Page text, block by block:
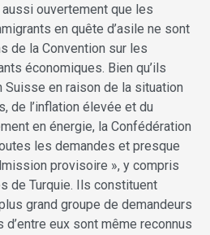
ouvertement que les
en quête d’asile ne sont
de la Convention sur les
économiques. Bien qu’ils
Suisse en raison de la situation
de l’inflation élevée et du
en énergie, la Confédération
les demandes et presque
provisoire », y compris
de Turquie. Ils constituent
grand groupe de demandeurs
eux sont même reconnus